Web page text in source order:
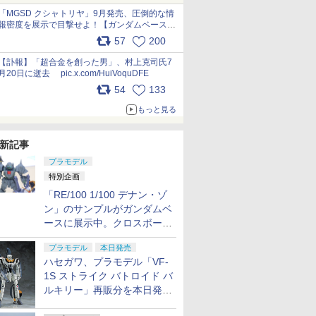
nszPIDTpbg
MGSD クシャトリヤ」9月発売、圧倒的な情
密度を展示で目撃せよ！【ガンダムベース撮
り下ろし】 pic.x.com/3rPjsfk7qZ
57 200
訃報】「超合金を創った男」、村上克司氏7
月20日に逝去 pic.x.com/HuiVoquDFE
54 133
もっと見る
記事
プラモデル
特別企画
「RE/100 1/100 デナン・ゾ
ン」のサンプルがガンダムベ
ースに展示中。クロスボー
ン・バンガードの制式量産機
が間もなく発送【ガンダムベ
ース撮り下ろし】
プラモデル 本日発売
ハセガワ、プラモデル「VF-
1S ストライク バトロイド バ
ルキリー」再販分を本日発